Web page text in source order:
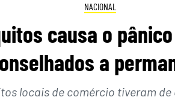
NACIONAL
causa o
a
locais de comércio tiveram de